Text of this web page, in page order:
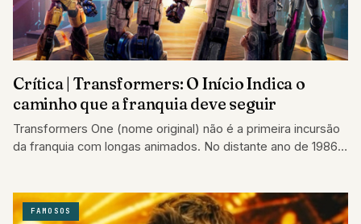
Crítica | Transformers: O Início Indica o
caminho que a franquia deve seguir
Transformers One (nome original) não é a primeira incursão
da franquia com longas animados. No distante ano de 1986,
FAMOSOS